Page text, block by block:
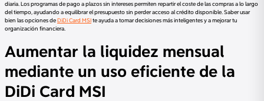
diaria. Los programas de pago a plazos sin intereses permiten repartir el coste de las compras a lo largo
del tiempo, ayudando a equilibrar el presupuesto sin perder acceso al crédito disponible. Saber usar
bien las opciones de DiDi Card MSIte ayuda a tomar decisiones más inteligentes y a mejorar tu
organización financiera.
Aumentar la liquidez mensual
mediante un uso eficiente de la
DiDi Card MSI